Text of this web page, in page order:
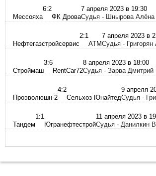
Мессояха
6:2
ФК Дрова
7 апреля 2023 в 19:30
Судья - Шнырова Алёна
Нефтегазстройсервис
2:1
АТМ
7 апреля 2023 в
Судья - Григорян
Строймаш
3:6
RentCar72
8 апреля 2023 в 18:00
Судья - Зарва Дмитрий
Проэволюшн-2
4:2
Сельхоз Юнайтед
9 апреля
Судья -
Тандем
1:1
Югранефтестрой
11 апреля 2023 в
Судья - Данилкин